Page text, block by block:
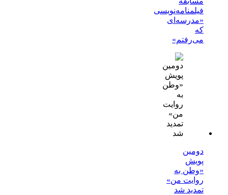
فیلمنامه‌نویسی
«مدرسه‌ای
که
می‌رفتم»
دومین
پویش
«وطن به
روایت من»
تمدید شد